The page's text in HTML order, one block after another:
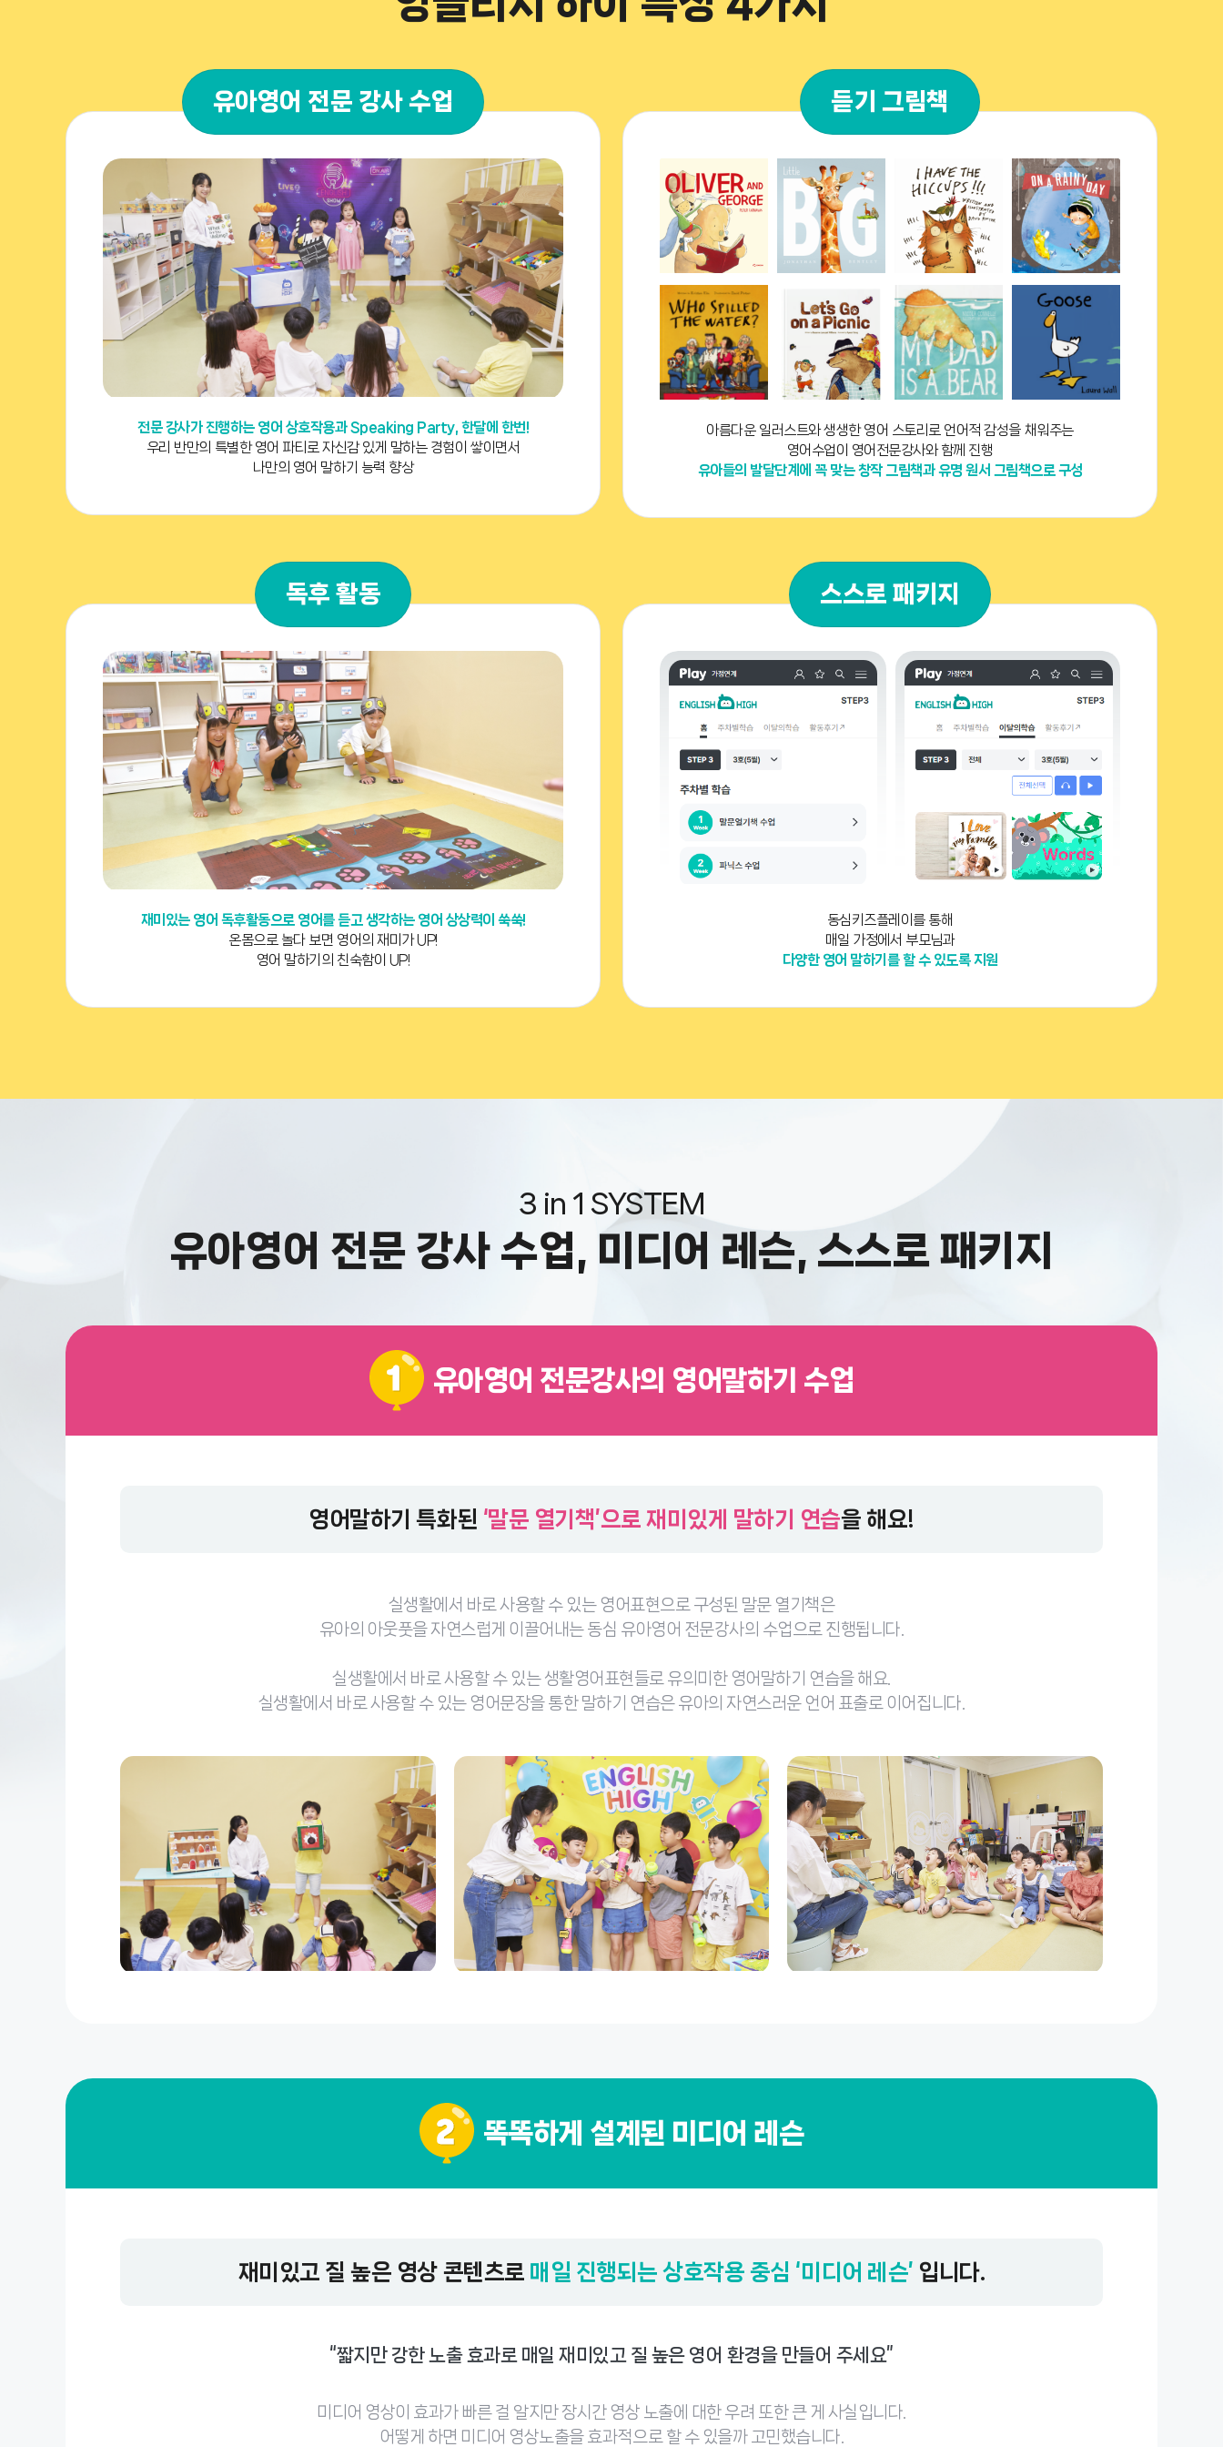
유아영어 전문 강사 수업
전문 강사가 진행하는 영어 상호작용과 Speaking Party, 한달에 한번!
우리 반만의 특별한 영어 파티로 자신감 있게 말하는 경험이 쌓이면서
나만의 영어 말하기 능력 향상
듣기 그림책
아름다운 일러스트와 생생한 영어 스토리로 언어적 감성을 채워주는
영어수업이 영어전문강사와 함께 진행
유아들의 발달단계에 꼭 맞는 창작 그림책과 유명 원서 그림책으로 구성
독후 활동
재미있는 영어 독후활동으로 영어를 듣고 생각하는 영어 상상력이 쑥쑥!
온몸으로 놀다 보면 영어의 재미가 UP!
영어 말하기의 친숙함이 UP!
스스로 패키지
동심키즈플레이를 통해
매일 가정에서 부모님과
다양한 영어 말하기를 할 수 있도록 지원
3 in 1 SYSTEM
유아영어 전문 강사 수업, 미디어 레슨, 스스로 패키지
유아영어 전문강사의 영어말하기 수업
영어말하기 특화된 ‘말문 열기책’으로 재미있게 말하기 연습을 해요!
실생활에서 바로 사용할 수 있는 영어표현으로 구성된 말문 열기책은
유아의 아웃풋을 자연스럽게 이끌어내는 동심 유아영어 전문강사의 수업으로 진행됩니다.
실생활에서 바로 사용할 수 있는 생활영어표현들로 유의미한 영어말하기 연습을 해요.
실생활에서 바로 사용할 수 있는 영어문장을 통한 말하기 연습은 유아의 자연스러운 언어 표출로 이어집니다.
똑똑하게 설계된 미디어 레슨
재미있고 질 높은 영상 콘텐츠로 매일 진행되는 상호작용 중심 ‘미디어 레슨’ 입니다.
“짧지만 강한 노출 효과로 매일 재미있고 질 높은 영어 환경을 만들어 주세요”
미디어 영상이 효과가 빠른 걸 알지만 장시간 영상 노출에 대한 우려 또한 큰 게 사실입니다.
어떻게 하면 미디어 영상노출을 효과적으로 할 수 있을까 고민했습니다.